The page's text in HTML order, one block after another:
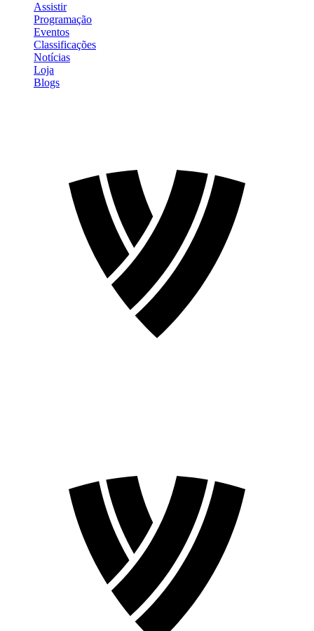
Assistir
Programação
Eventos
Classificações
Notícias
Loja
Blogs